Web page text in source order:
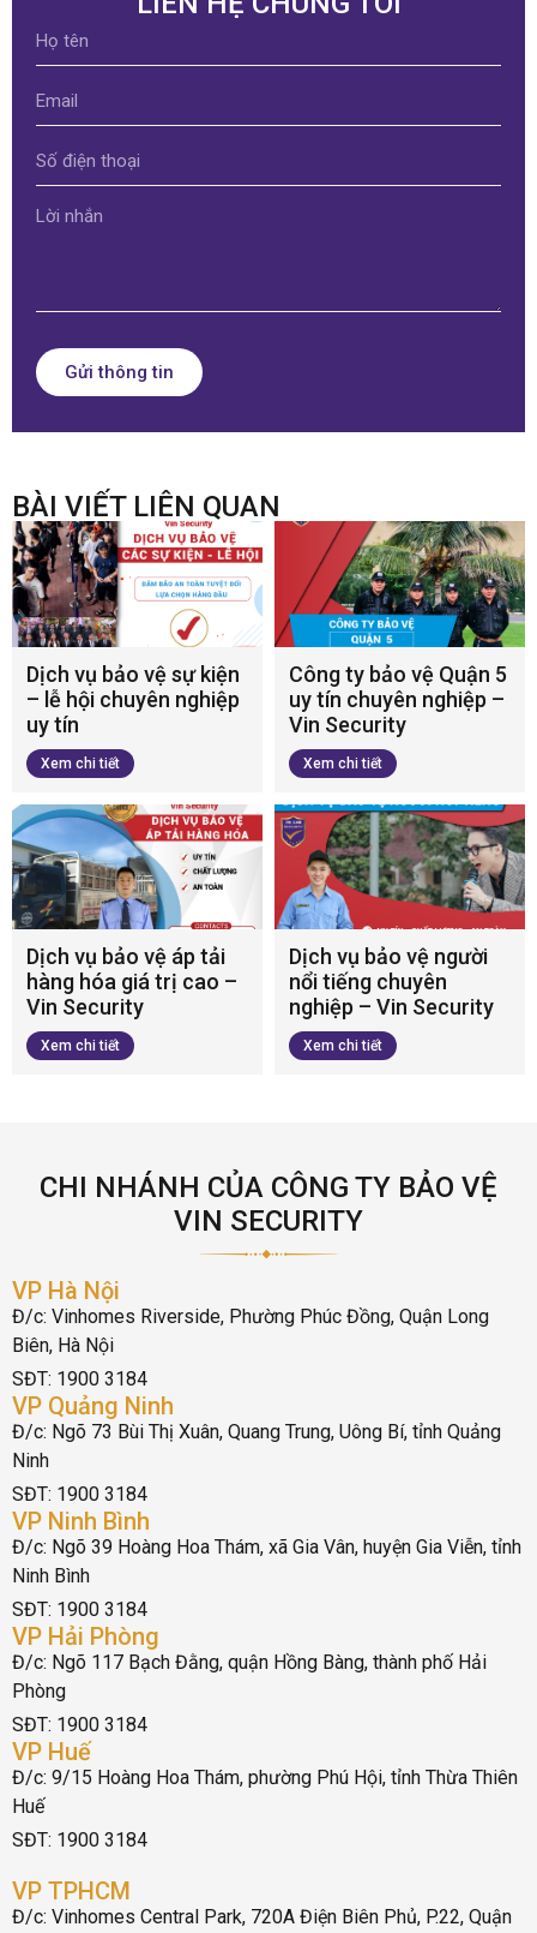
Gửi thông tin
BÀI VIẾT LIÊN QUAN
Dịch vụ bảo vệ sự kiện
– lễ hội chuyên nghiệp
uy tín
Xem chi tiết
Công ty bảo vệ Quận 5
uy tín chuyên nghiệp –
Vin Security
Xem chi tiết
Dịch vụ bảo vệ áp tải
hàng hóa giá trị cao –
Vin Security
Xem chi tiết
Dịch vụ bảo vệ người
nổi tiếng chuyên
nghiệp – Vin Security
Xem chi tiết
CHI NHÁNH CỦA CÔNG TY BẢO VỆ
VIN SECURITY
VP Hà Nội
Đ/c: Vinhomes Riverside, Phường Phúc Đồng, Quận Long
Biên, Hà Nội
SĐT: 1900 3184
VP Quảng Ninh
Đ/c: Ngõ 73 Bùi Thị Xuân, Quang Trung, Uông Bí, tỉnh Quảng
Ninh
SĐT: 1900 3184
VP Ninh Bình
Đ/c: Ngõ 39 Hoàng Hoa Thám, xã Gia Vân, huyện Gia Viễn, tỉnh
Ninh Bình
SĐT: 1900 3184
VP Hải Phòng
Đ/c: Ngõ 117 Bạch Đằng, quận Hồng Bàng, thành phố Hải
Phòng
SĐT: 1900 3184
VP Huế
Đ/c: 9/15 Hoàng Hoa Thám, phường Phú Hội, tỉnh Thừa Thiên
Huế
SĐT: 1900 3184
VP TPHCM
Đ/c: Vinhomes Central Park, 720A Điện Biên Phủ, P.22, Quận